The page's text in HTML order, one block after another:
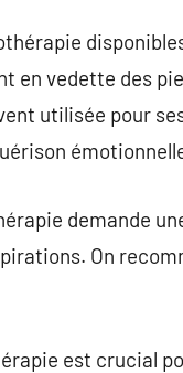
en vedette des
utilisée pour
demande
On
est crucial